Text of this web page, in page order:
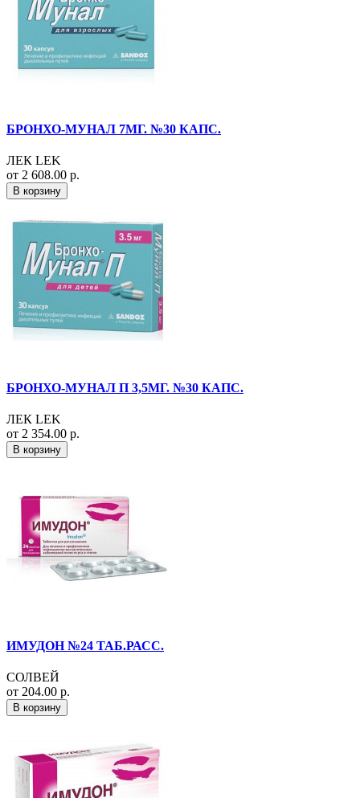
БРОНХО-МУНАЛ 7МГ. №30 КАПС.
ЛЕК LEK
от 2 608.00 р.
В корзину
БРОНХО-МУНАЛ П 3,5МГ. №30 КАПС.
ЛЕК LEK
от 2 354.00 р.
В корзину
ИМУДОН №24 ТАБ.РАСС.
СОЛВЕЙ
от 204.00 р.
В корзину